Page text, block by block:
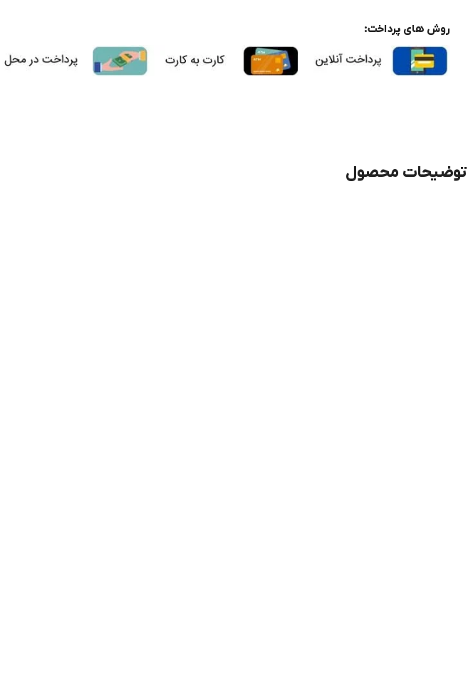
روش های پرداخت:
توضیحات محصول